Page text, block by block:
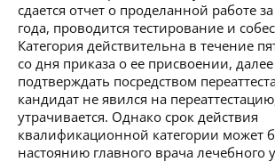
сдается отчет о проделанной работе
года, проводится тестирование и
Категория действительна в течение
со дня приказа о ее присвоении,
подтверждать посредством
кандидат не явился на
утрачивается. Однако срок действия
квалификационной категории может
настоянию главного врача лечебного